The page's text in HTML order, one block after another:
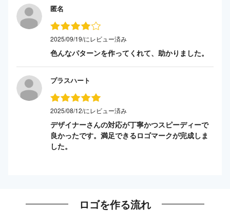
匿名
2025/09/19/にレビュー済み
色んなパターンを作ってくれて、助かりました。
プラスハート
2025/08/12/にレビュー済み
デザイナーさんの対応が丁寧かつスピーディーで
良かったです。満足できるロゴマークが完成しま
した。
ロゴを作る流れ